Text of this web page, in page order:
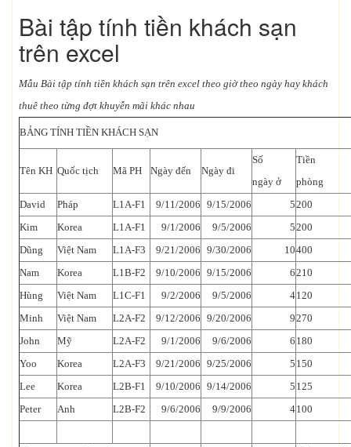
Bài tập tính tiền khách sạn
trên excel
Mẫu Bài tập tính tiền khách sạn trên excel theo giờ theo ngày hay khách
thuê theo từng đợt khuyễn mãi khác nhau
BẢNG TÍNH TIỀN KHÁCH SẠN
Tên KH Quốc tịch Mã PH Ngày đến Ngày đi
Số
ngày ở
Tiền
phòng
David
Pháp L1A-F1 9/11/2006 9/15/2006 5200
Kim
Korea L1A-F1 9/1/2006 9/5/2006 5200
Dũng
Việt Nam L1A-F3 9/21/2006 9/30/2006 10400
Nam
Korea L1B-F2 9/10/2006 9/15/2006 6210
Hùng
Việt Nam L1C-F1 9/2/2006 9/5/2006 4120
Minh
Việt Nam L2A-F2 9/12/2006 9/20/2006 9270
John
Mỹ L2A-F2 9/1/2006 9/6/2006 6 180
Yoo
Korea L2A-F3 9/21/2006 9/25/2006 5 150
Lee
Korea L2B-F1 9/10/2006 9/14/2006 5 125
Peter
Anh L2B-F2 9/6/2006 9/9/2006 4100